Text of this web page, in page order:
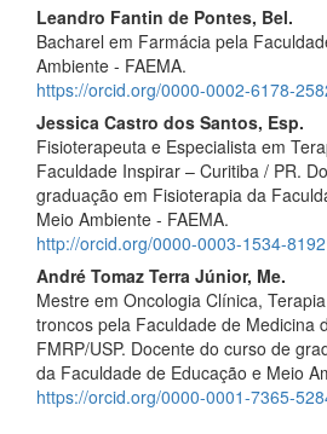
Leandro Fantin de Pontes, Bel.
Bacharel em Farmácia pela
Ambiente - FAEMA.
https://orcid.org/0000-0002-6178-
Jessica Castro dos Santos, Esp.
Fisioterapeuta e Especialista em
Faculdade Inspirar – Curitiba / PR.
graduação em Fisioterapia da
Meio Ambiente - FAEMA.
http://orcid.org/0000-0003-1534-8192
André Tomaz Terra Júnior, Me.
Mestre em Oncologia Clínica,
troncos pela Faculdade de Medicina
FMRP/USP. Docente do curso de
da Faculdade de Educação e Meio
https://orcid.org/0000-0001-7365-